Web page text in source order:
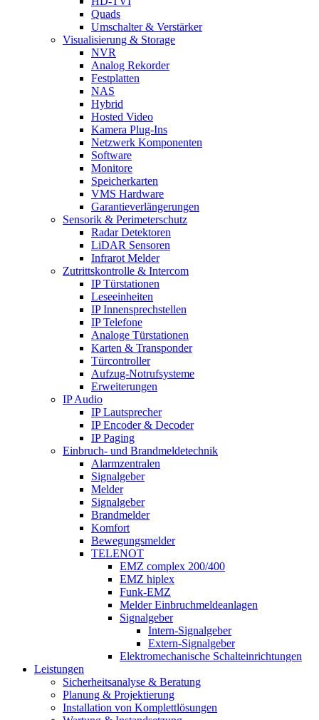
Quads
Umschalter & Verstärker
Visualisierung & Storage
NVR
Analog Rekorder
Festplatten
NAS
Hybrid
Hosted Video
Kamera Plug-Ins
Netzwerk Komponenten
Software
Monitore
Speicherkarten
VMS Hardware
Garantieverlängerungen
Sensorik & Perimeterschutz
Radar Detektoren
LiDAR Sensoren
Infrarot Melder
Zutrittskontrolle & Intercom
IP Türstationen
Leseeinheiten
IP Innensprechstellen
IP Telefone
Analoge Türstationen
Karten & Transponder
Türcontroller
Aufzug-Notrufsysteme
Erweiterungen
IP Audio
IP Lautsprecher
IP Encoder & Decoder
IP Paging
Einbruch- und Brandmeldetechnik
Alarmzentralen
Signalgeber
Melder
Signalgeber
Brandmelder
Komfort
Bewegungsmelder
TELENOT
EMZ complex 200/400
EMZ hiplex
Funk-EMZ
Melder Einbruchmeldeanlagen
Signalgeber
Intern-Signalgeber
Extern-Signalgeber
Elektromechanische Schalteinrichtungen
Leistungen
Sicherheitsanalyse & Beratung
Planung & Projektierung​
Installation von Komplettlösungen